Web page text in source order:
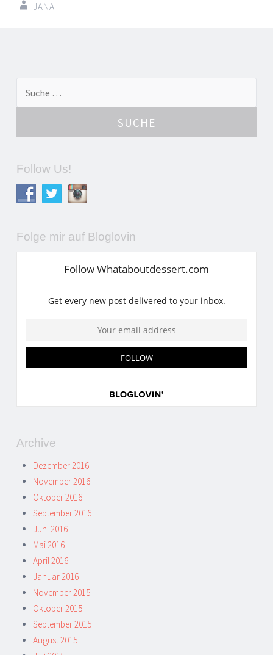
JANA
Artikel-Navigation
Follow Us!
Folge mir auf Bloglovin
Archive
Dezember 2016
November 2016
Oktober 2016
September 2016
Juni 2016
Mai 2016
April 2016
Januar 2016
November 2015
Oktober 2015
September 2015
August 2015